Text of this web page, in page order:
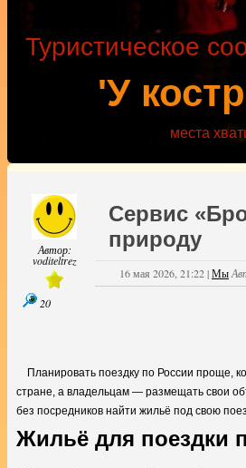
'У
Туристическое
места
Автор:
voditeltrez
20
Сервис
природу
16 мая 2026, 21:22|Мы
Планировать поездку по России проще,
стране, а владельцам — размещать свои
без посредников найти жильё под свою
Жильё для поездки